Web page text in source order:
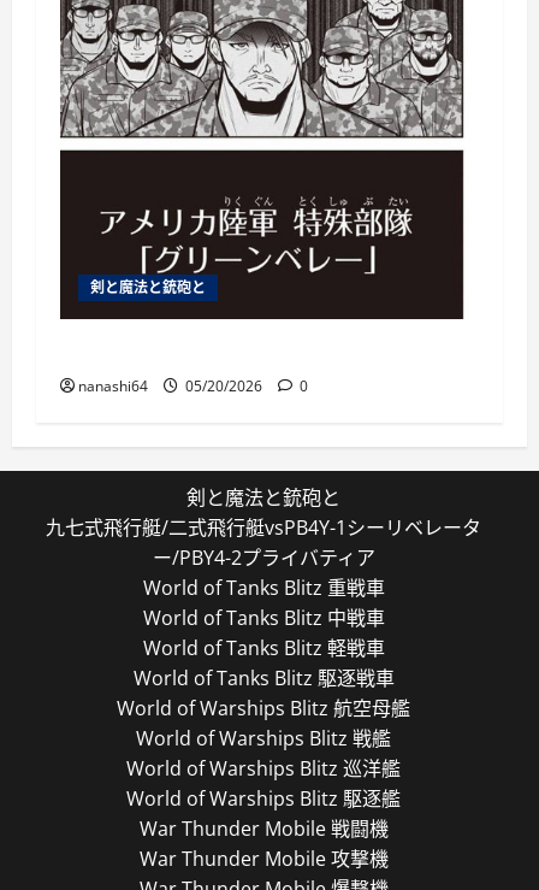
剣と魔法と銃砲と
nanashi64 05/20/2026 0
剣と魔法と銃砲と
九七式飛行艇/二式飛行艇vsPB4Y-1シーリベレータ
ー/PBY4-2プライバティア
World of Tanks Blitz 重戦車
World of Tanks Blitz 中戦車
World of Tanks Blitz 軽戦車
World of Tanks Blitz 駆逐戦車
World of Warships Blitz 航空母艦
World of Warships Blitz 戦艦
World of Warships Blitz 巡洋艦
World of Warships Blitz 駆逐艦
War Thunder Mobile 戦闘機
War Thunder Mobile 攻撃機